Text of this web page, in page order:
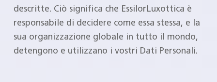
descritte. Ciò significa che EssilorLuxottica è
responsabile di decidere come essa stessa, e la
sua organizzazione globale in tutto il mondo,
detengono e utilizzano i vostri Dati Personali.